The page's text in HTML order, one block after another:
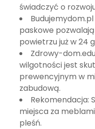
świadczyć o
Budujemydom.pl
paskowe
powietrzu już w 24
Zdrowy-
wilgotności jest
prewencyjnym w
zabudową.
Rekomendacja:
miejsca za
pleśń.